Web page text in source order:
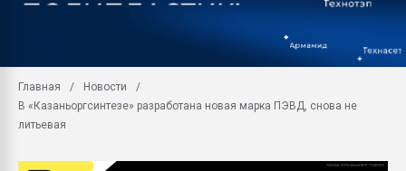
заводу пластмасс"
Главная
Новости
В «Казаньоргсинтезе» разработана новая марка ПЭВД, снова не
литьевая